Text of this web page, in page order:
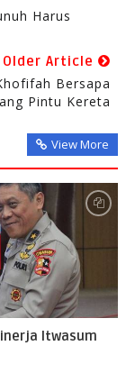
Harus
Older Article
Bersapa
Pintu Kereta
View More
Itwasum